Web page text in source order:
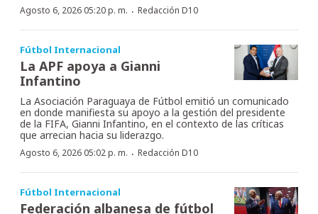
Agosto 6, 2026 05:20 p. m. · Redacción D10
Fútbol Internacional
La APF apoya a Gianni
Infantino
La Asociación Paraguaya de Fútbol emitió un comunicado
en donde manifiesta su apoyo a la gestión del presidente
de la FIFA, Gianni Infantino, en el contexto de las críticas
que arrecian hacia su liderazgo.
Agosto 6, 2026 05:02 p. m. · Redacción D10
Fútbol Internacional
Federación albanesa de fútbol